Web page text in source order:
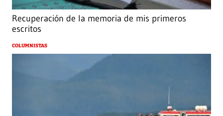
Recuperación de la memoria de mis primeros
escritos
COLUMNISTAS